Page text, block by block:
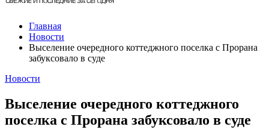
Главная
Новости
Выселение очередного коттеджного поселка с Прорана
забуксовало в суде
Новости
Выселение очередного коттеджного
поселка с Прорана забуксовало в суде